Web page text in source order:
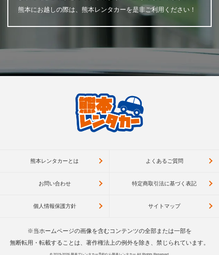
熊本にお越しの際は、熊本レンタカーを是非ご利用ください！
熊本レンタカーとは よくあるご質問
お問い合わせ 特定商取引法に基づく表記
個人情報保護方針 サイトマップ
※当ホームページの画像を含むコンテンツの全部または一部を
無断転用・転載することは、著作権法上の例外を除き、禁じられています。
© 2019-2026 熊本でレンタカー予約なら熊本レンタカーAll Rights Reserved.